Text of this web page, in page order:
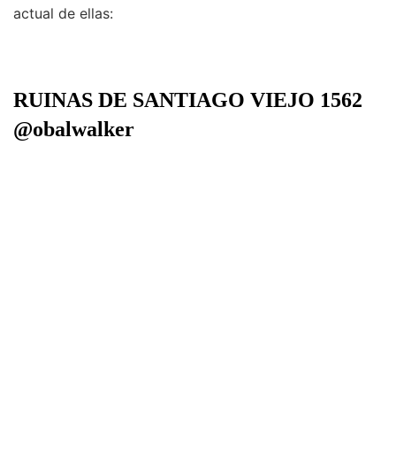
actual de ellas:
RUINAS DE SANTIAGO VIEJO 1562
@obalwalker